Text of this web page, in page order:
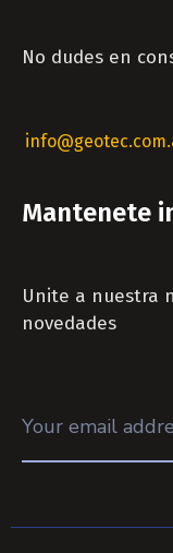
No dudes en
Mantenete
Unite a nuestra
novedades